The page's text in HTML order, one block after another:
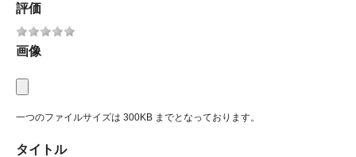
評価
画像
一つのファイルサイズは 300KB までとなっております。
タイトル